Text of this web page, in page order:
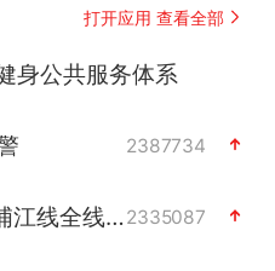
打开应用 查看全部
身公共服务体系
2387734
上海：5号线16号线浦江线全线停运2335087